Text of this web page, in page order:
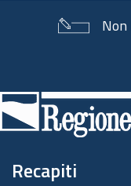
Non
di
pagina
Recapiti